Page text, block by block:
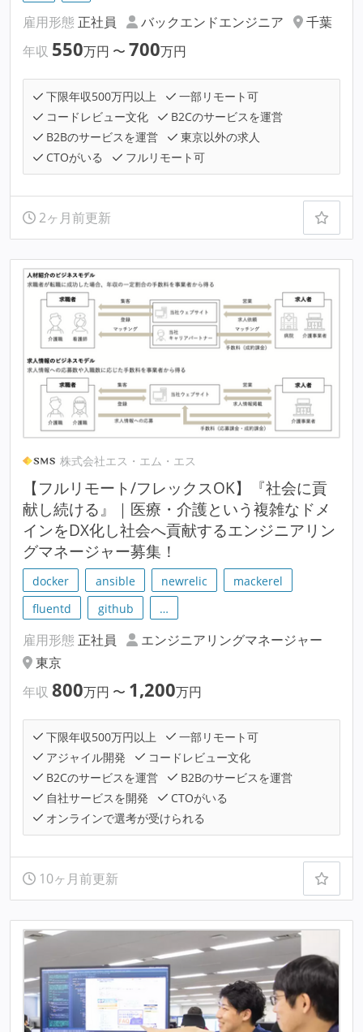
雇用形態 正社員 バックエンドエンジニア
千葉
年収 550万円 〜 700万円
下限年収500万円以上
一部リモート可
コードレビュー文化
B2Cのサービスを運営
B2Bのサービスを運営
東京以外の求人
CTOがいる
フルリモート可
2ヶ月前更新
株式会社エス・エム・エス
【フルリモート/フレックスOK】『社会に貢
献し続ける』｜医療・介護という複雑なドメ
インをDX化し社会へ貢献するエンジニアリン
グマネージャー募集！
docker ansible newrelic
mackerel
fluentd
github …
雇用形態 正社員
エンジニアリングマネージャー
東京
年収 800万円 〜 1,200万円
下限年収500万円以上
一部リモート可
アジャイル開発
コードレビュー文化
B2Cのサービスを運営
B2Bのサービスを運営
自社サービスを開発
CTOがいる
オンラインで選考が受けられる
10ヶ月前更新